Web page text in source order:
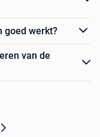
goed werkt?
van de